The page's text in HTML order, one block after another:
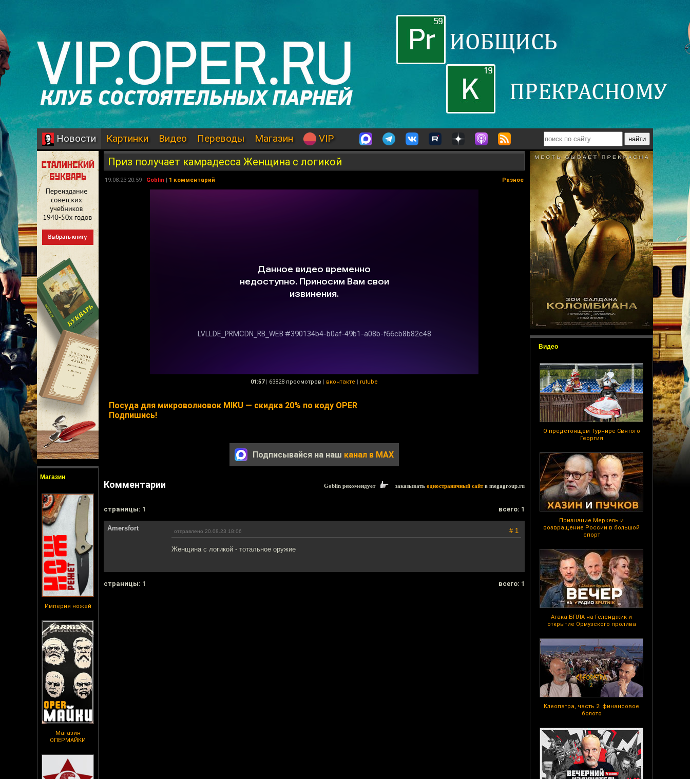
Новости Картинки Видео Переводы Магазин VIP
Магазин
Империя ножей
Магазин
ОПЕРМАЙКИ
Видео
О предстоящем Турнире Святого
Георгия
Признание Меркель и
возвращение России в большой
спорт
Атака БПЛА на Геленджик и
открытие Ормузского пролива
Клеопатра, часть 2: финансовое
болото
Приз получает камрадесса Женщина с логикой
19.08.23 20:59 | Goblin | 1 комментарий Разное
01:57 | 63828 просмотров | вконтакте | rutube
Посуда для микроволновок MIKU — скидка 20% по коду OPER
Подпишись!
Подписывайся на наш канал в MAX
Комментарии Goblin рекомендует заказывать одностраничный сайтв megagroup.ru
cтраницы: 1 всего: 1
Amersfort отправлено 20.08.23 18:06 # 1
Женщина с логикой - тотальное оружие
cтраницы: 1 всего: 1